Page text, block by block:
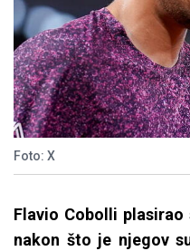
Foto: X
Flavio Cobolli plasirao
nakon što je njegov